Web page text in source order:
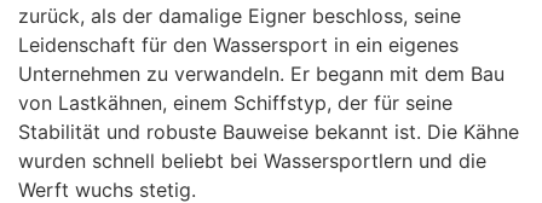
zurück, als der damalige Eigner beschloss, seine
Leidenschaft für den Wassersport in ein eigenes
Unternehmen zu verwandeln. Er begann mit dem Bau
von Lastkähnen, einem Schiffstyp, der für seine
Stabilität und robuste Bauweise bekannt ist. Die Kähne
wurden schnell beliebt bei Wassersportlern und die
Werft wuchs stetig.